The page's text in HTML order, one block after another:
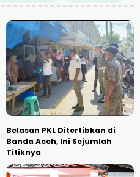
Belasan PKL Ditertibkan di
Banda Aceh, Ini Sejumlah
Titiknya